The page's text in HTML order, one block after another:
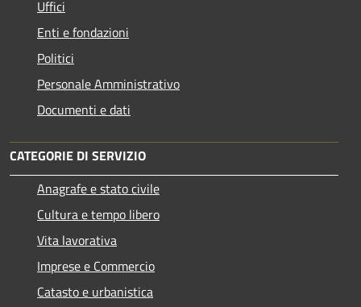
Uffici
Enti e fondazioni
Politici
Personale Amministrativo
Documenti e dati
CATEGORIE DI SERVIZIO
Anagrafe e stato civile
Cultura e tempo libero
Vita lavorativa
Imprese e Commercio
Catasto e urbanistica